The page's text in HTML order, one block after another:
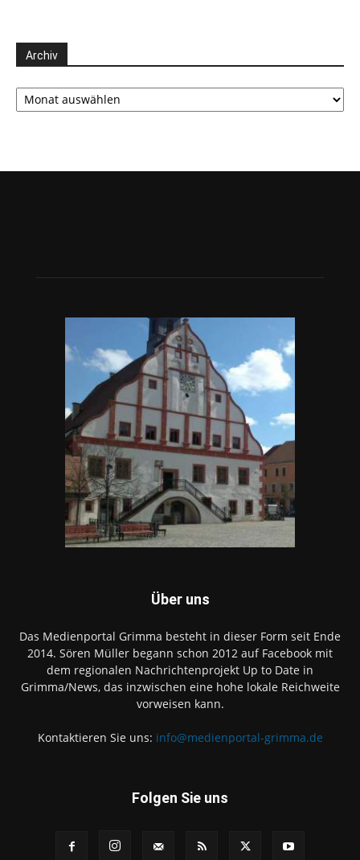
Archiv
Archiv
Über uns
Das Medienportal Grimma besteht in dieser Form seit Ende
2014. Sören Müller begann schon 2012 auf Facebook mit
dem regionalen Nachrichtenprojekt Up to Date in
Grimma/News, das inzwischen eine hohe lokale Reichweite
vorweisen kann.
Kontaktieren Sie uns: info@medienportal-grimma.de
Folgen Sie uns